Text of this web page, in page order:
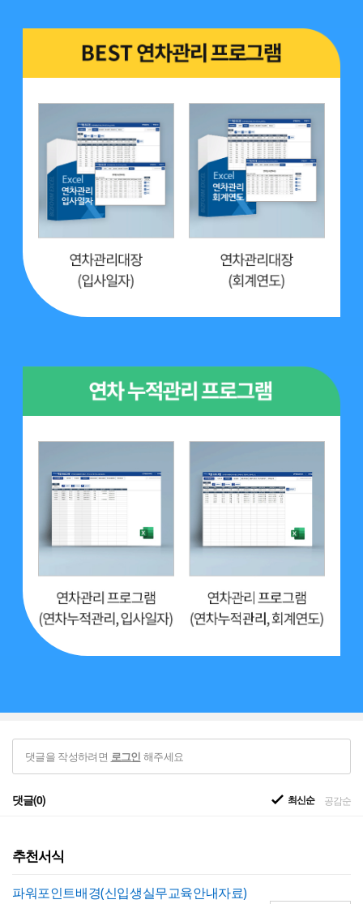
댓글을 작성하려면 로그인 해주세요
댓글(0) 최신순 공감순
추천서식
파워포인트배경(신입생실무교육안내자료)